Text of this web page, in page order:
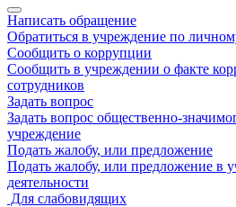
Написать обращение
Обратиться в учреждение по
Сообщить о коррупции
Сообщить в учреждении о факте
сотрудников
Задать вопрос
Задать вопрос общественно-
учреждение
Подать жалобу, или предложение
Подать жалобу, или предложение в
деятельности
Для слабовидящих